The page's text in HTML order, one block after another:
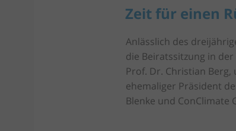
Zeit für einen
Anlässlich des
die Beiratssitzung in
Prof. Dr. Christian
ehemaliger Präsident
Blenke und